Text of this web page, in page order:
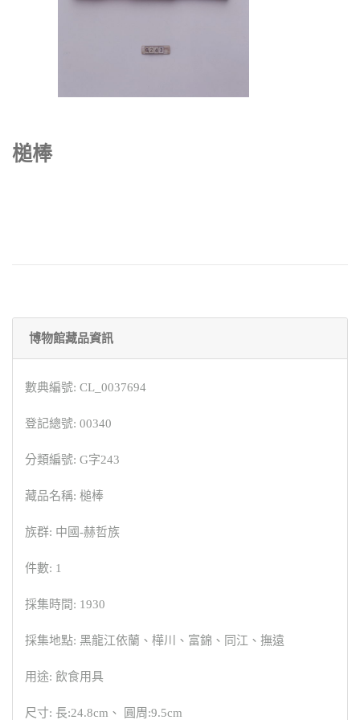
槌棒
博物館藏品資訊
數典編號: CL_0037694
登記總號: 00340
分類編號: G字243
藏品名稱: 槌棒
族群: 中國-赫哲族
件數: 1
採集時間: 1930
採集地點: 黑龍江依蘭、樺川、富錦、同江、撫遠
用途: 飲食用具
尺寸: 長:24.8cm、 圓周:9.5cm